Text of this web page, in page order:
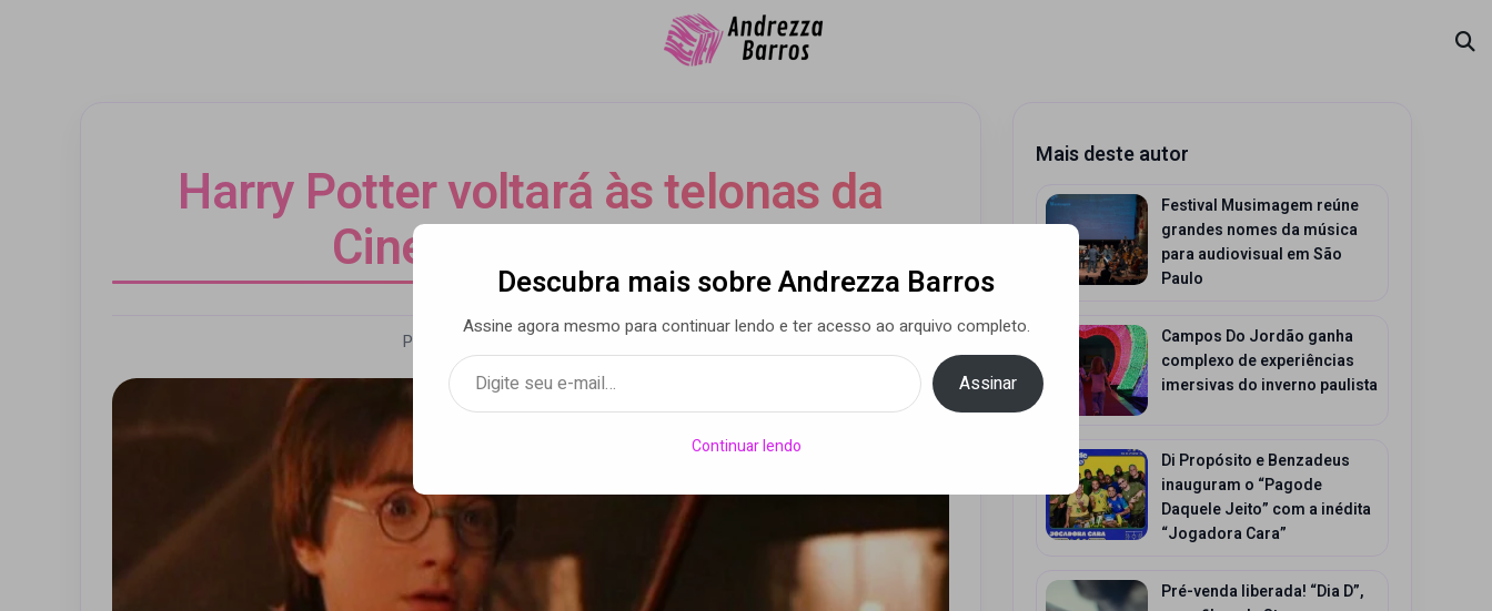
Harry Potter voltará às telonas da
Cinesystem em 3D
Por Andrezza Barros • 12 nov 2021
Mais deste autor
Festival Musimagem reúne
grandes nomes da música
para audiovisual em São
Paulo
Campos Do Jordão ganha
complexo de experiências
imersivas do inverno paulista
Di Propósito e Benzadeus
inauguram o “Pagode
Daquele Jeito” com a inédita
“Jogadora Cara”
Pré-venda liberada! “Dia D”,
Descubra mais sobre Andrezza Barros
Assine agora mesmo para continuar lendo e ter acesso ao arquivo completo.
Digite seu e-mail…
Assinar
Continuar lendo